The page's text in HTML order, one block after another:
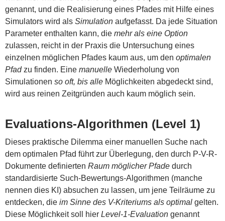
genannt, und die Realisierung eines Pfades mit Hilfe eines
Simulators wird als Simulation aufgefasst. Da jede Situation
Parameter enthalten kann, die mehr als eine Option
zulassen, reicht in der Praxis die Untersuchung eines
einzelnen möglichen Pfades kaum aus, um den optimalen
Pfadzu finden. Eine manuelle Wiederholung von
Simulationen so oft, bis alle Möglichkeiten abgedeckt sind,
wird aus reinen Zeitgründen auch kaum möglich sein.
Evaluations-Algorithmen (Level 1)
Dieses praktische Dilemma einer manuellen Suche nach
dem optimalen Pfad führt zur Überlegung, den durch P-V-R-
Dokumente definierten Raum möglicher Pfade durch
standardisierte Such-Bewertungs-Algorithmen (manche
nennen dies KI) absuchen zu lassen, um jene Teilräume zu
entdecken, die im Sinne des V-Kriteriums als optimal gelten.
Diese Möglichkeit soll hier Level-1-Evaluation genannt